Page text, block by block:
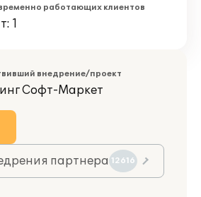
работающих клиентов
1
внедрение/проект
Софт-Маркет
партнера 12616